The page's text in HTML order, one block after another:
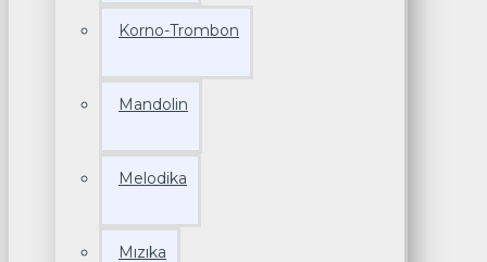
Korno-Trombon
Mandolin
Melodika
Mızıka